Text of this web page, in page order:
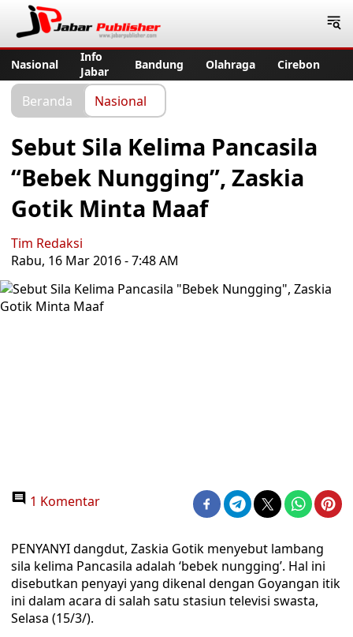
Nasional
Info
Jabar
Bandung Olahraga Cirebon
Beranda Nasional
Sebut Sila Kelima Pancasila
“Bebek Nungging”, Zaskia
Gotik Minta Maaf
Tim Redaksi
Rabu, 16 Mar 2016 - 7:48 AM
1 Komentar
PENYANYI dangdut, Zaskia Gotik menyebut lambang
sila kelima Pancasila adalah ‘bebek nungging’. Hal ini
disebutkan penyayi yang dikenal dengan Goyangan itik
ini dalam acara di salah satu stasiun televisi swasta,
Selasa (15/3/).